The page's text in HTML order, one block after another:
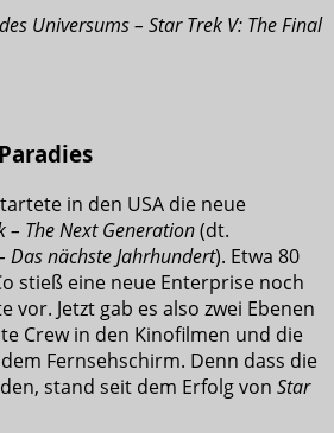
Universums – Star Trek V: The Final
in den USA die neue
– The Next Generation(dt.
Das nächste Jahrhundert). Etwa 80
stieß eine neue Enterprise noch
vor. Jetzt gab es also zwei Ebenen
Crew in den Kinofilmen und die
Fernsehschirm. Denn dass die
stand seit dem Erfolg von Star